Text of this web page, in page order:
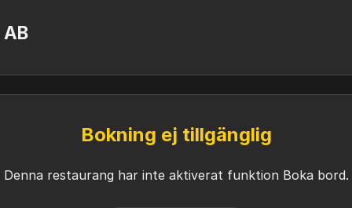
Bokning ej tillgänglig
Denna restaurang har inte aktiverat funktion Boka bord.